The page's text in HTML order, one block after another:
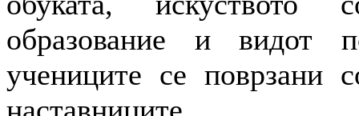
образование и видот
учениците се поврзани